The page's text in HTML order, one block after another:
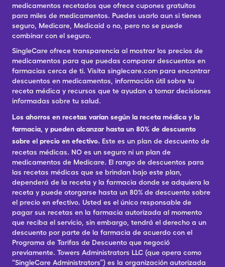
medicamentos recetados que ofrece cupones gratuitos
para miles de medicamentos. Puedes usarlo aun si tienes
seguro, Medicare, Medicaid o no, pero no se puede
combinar con el seguro.
SingleCare ofrece transparencia al mostrar los precios de
medicamentos para que puedas comparar descuentos en
farmacias cerca de ti. Visita singlecare.com para encontrar
descuentos en medicamentos, información útil sobre tu
receta médica y recursos que te ayudan a tomar decisiones
informadas sobre tu salud.
Los ahorros en recetas varían según la receta médica y la
farmacia, y pueden alcanzar hasta un 80% de descuento
sobre el precio en efectivo. Este es un plan de descuento de
recetas médicas. NO es un seguro ni un plan de
medicamentos de Medicare. El rango de descuentos para
las recetas médicas que se brindan bajo este plan,
dependerá de la receta y la farmacia donde se adquiera la
receta y puede otorgarse hasta un 80% de descuento sobre
el precio en efectivo. Usted es el único responsable de
pagar sus recetas en la farmacia autorizada al momento
que reciba el servicio, sin embargo, tendrá el derecho a un
descuento por parte de la farmacia de acuerdo con el
Programa de Tarifas de Descuento que negoció
previamente. Towers Administrators LLC (que opera como
“SingleCare Administrators”) es la organización autorizada